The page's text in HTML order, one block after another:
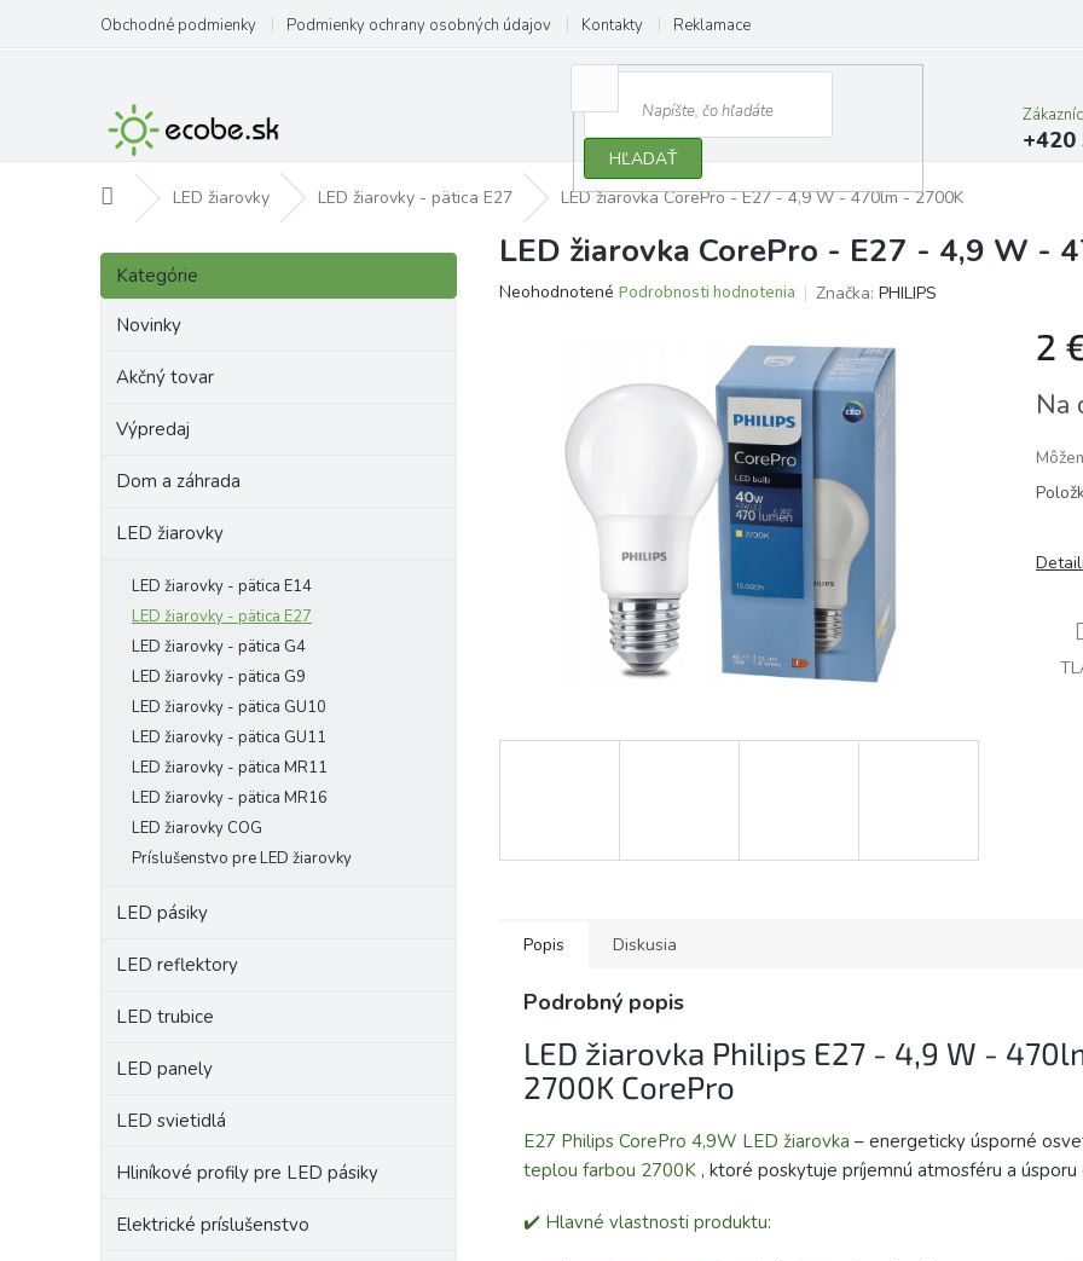
obsah
Obchodné podmienky Podmienky ochrany osobných údajov Kontakty Reklamace
HĽADAŤ
+420
DomovLED žiarovky LED žiarovky - pätica E27 LED žiarovka CorePro - E27 - 4,9 W - 470lm - 2700K
B
č
Preskočiť
kategórie
Kategórie
Novinky
Akčný tovar
Výpredaj
Dom a záhrada
LED žiarovky
LED žiarovky - pätica E14
LED žiarovky - pätica E27
LED žiarovky - pätica G4
LED žiarovky - pätica G9
LED žiarovky - pätica GU10
LED žiarovky - pätica GU11
LED žiarovky - pätica MR11
LED žiarovky - pätica MR16
LED žiarovky COG
Príslušenstvo pre LED žiarovky
LED pásiky
LED reflektory
LED trubice
LED panely
LED svietidlá
Hliníkové profily pre LED pásiky
Elektrické príslušenstvo
LED žiarovka CorePro - E27 - 4,9 W -
Priemerné
Neohodnotené Podrobnosti hodnotenia Značka: PHILIPS
2
cena:
Na
Popis Diskusia
Podrobný popis
LED žiarovka Philips E27 - 4,9 W -
2700K CorePro
E27 Philips CorePro 4,9W LED žiarovka – energeticky úsporné
teplou farbou 2700K , ktoré poskytuje príjemnú atmosféru a úsporu
✔️ Hlavné vlastnosti produktu: